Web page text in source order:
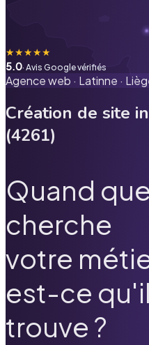
★★★★★
5.0· Avis Google vérifiés
Agence web · Latinne ·
Création de site
(4261)
Quand
cherche
votre
est-ce
trouve ?